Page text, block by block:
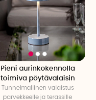
Pieni aurinkokennolla
toimiva pöytävalaisin
Tunnelmallinen valaistus
parvekkeelle ja terassille